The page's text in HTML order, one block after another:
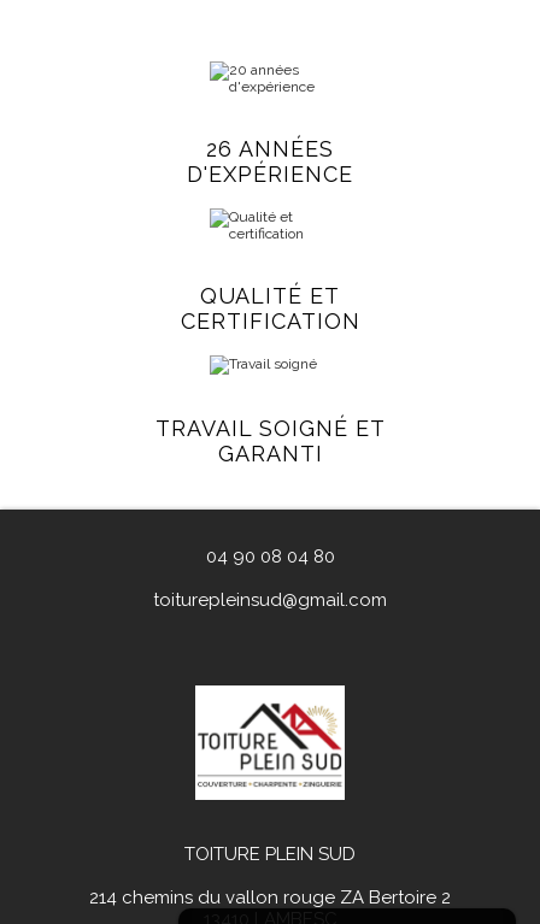
26 ANNÉES
D'EXPÉRIENCE
QUALITÉ ET
CERTIFICATION
TRAVAIL SOIGNÉ ET
GARANTI
04 90 08 04 80
toiturepleinsud@gmail.com
TOITURE PLEIN SUD
214 chemins du vallon rouge ZA Bertoire 2